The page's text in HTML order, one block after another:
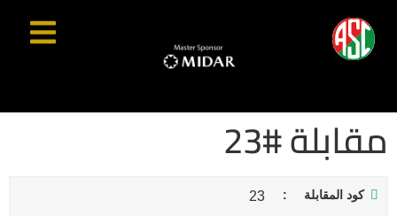
مقابلة #23
كود المقابلة 23